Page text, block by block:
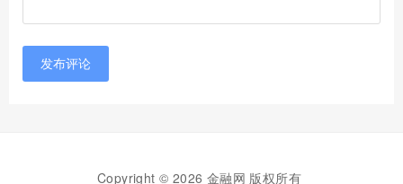
发布评论
Copyright © 2026 金融网 版权所有